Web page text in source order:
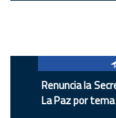
Renuncia la
La Paz por